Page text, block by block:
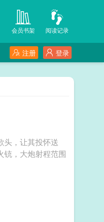
阅读记录
会员书架
登录
注册
头，让其投怀送
铳，大炮射程范围